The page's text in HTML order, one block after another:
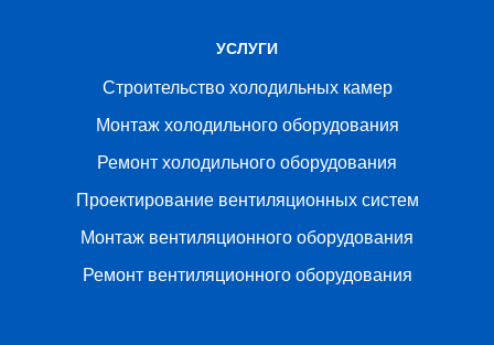
УСЛУГИ
Строительство холодильных камер
Монтаж холодильного оборудования
Ремонт холодильного оборудования
Проектирование вентиляционных систем
Монтаж вентиляционного оборудования
Ремонт вентиляционного оборудования